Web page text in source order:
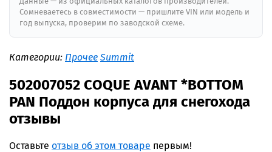
Сомневаетесь в совместимости — пришлите VIN или модель и
год выпуска, проверим по заводской схеме.
Категории: Прочее Summit
502007052 COQUE AVANT *BOTTOM
PAN Поддон корпуса для снегохода
отзывы
Оставьте отзыв об этом товаре первым!